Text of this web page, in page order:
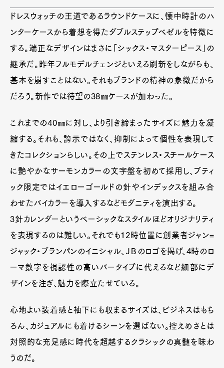
ドレスウォッチの王道であるラウンドケースに、懐中時計のハ
ンターケースから着想を得たダブルステップベゼルを特徴に
する。端正なデザインはまさに「シックス・マスターピース」の
継承だ。昨年フルモデルチェンジといえる刷新をしながらも、
基本を崩すことはない。それもブランドの精神の象徴だから
だろう。新作では待望の38㎜ケースが加わった。
これまでの40㎜に対し、より引き締まったサイズに魅力を凝
縮する。それも、誇示ではなく、抑制によって個性を表現して
きたコレクションらしい。その上でステンレス・スチールケース
に艶やかなサーモンカラーの文字盤を初めて採用し、ブティ
ック限定ではイエローゴールドの針やインデックスを組み合
わせたバイカラーを導入するなどモダニティを演出する。
3針カレンダーというベーシックなスタイルほどオリジナリティ
を表現するのは難しい。それでも12時位置に創業者ジャン=
ジャック・ブランパンのイニシャル、ＪＢのロゴを掲げ、4時のロ
ーマ数字を視認性の高いバータイプに代えるなど細部にデ
ザインを注ぎ、魅力を際立たせている。
心地よい装着感と袖下にも収まるサイズは、ビジネスはもち
ろん、カジュアルにも着けるシーンを選ばない。控えめさとは
対照的な充足感に時代を超越するクラシックの真髄を味わ
うのだ。